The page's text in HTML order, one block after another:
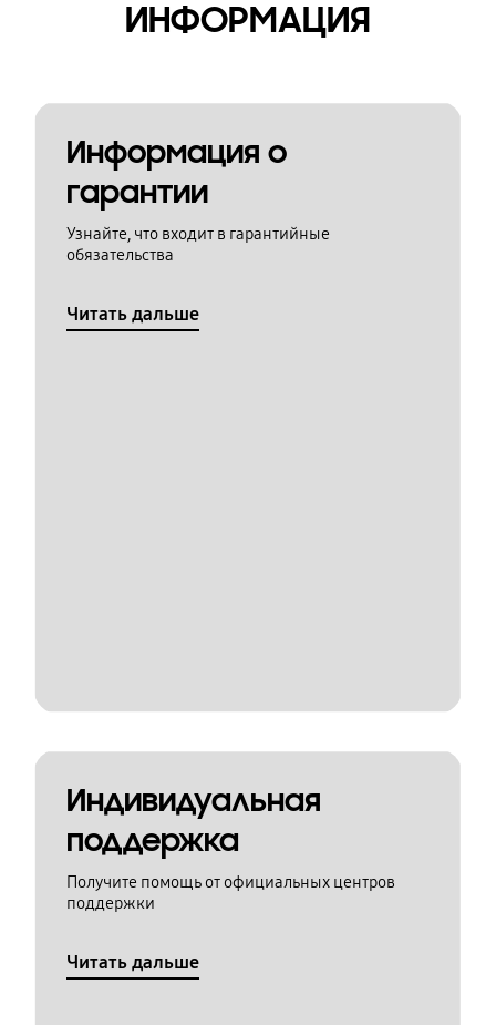
ИНФОРМАЦИЯ
Информация о
гарантии
Узнайте, что входит в гарантийные
обязательства
Читать дальше
Индивидуальная
поддержка
Получите помощь от официальных центров
поддержки
Читать дальше